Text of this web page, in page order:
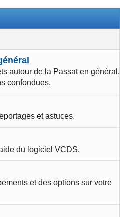
autour de la Passat en général,
confondues.
et astuces.
du logiciel VCDS.
et des options sur votre